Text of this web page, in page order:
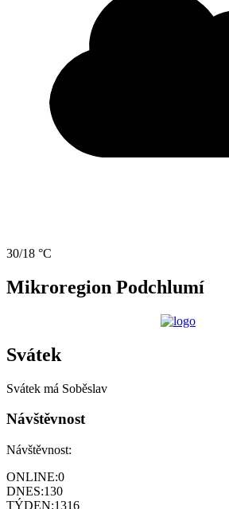
30/18 °C
Mikroregion Podchlumí
Svátek
Svátek má Soběslav
Návštěvnost
Návštěvnost:
ONLINE:0
DNES:130
TÝDEN:1316